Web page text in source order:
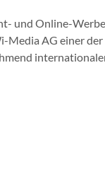
und Online-
Media AG einer